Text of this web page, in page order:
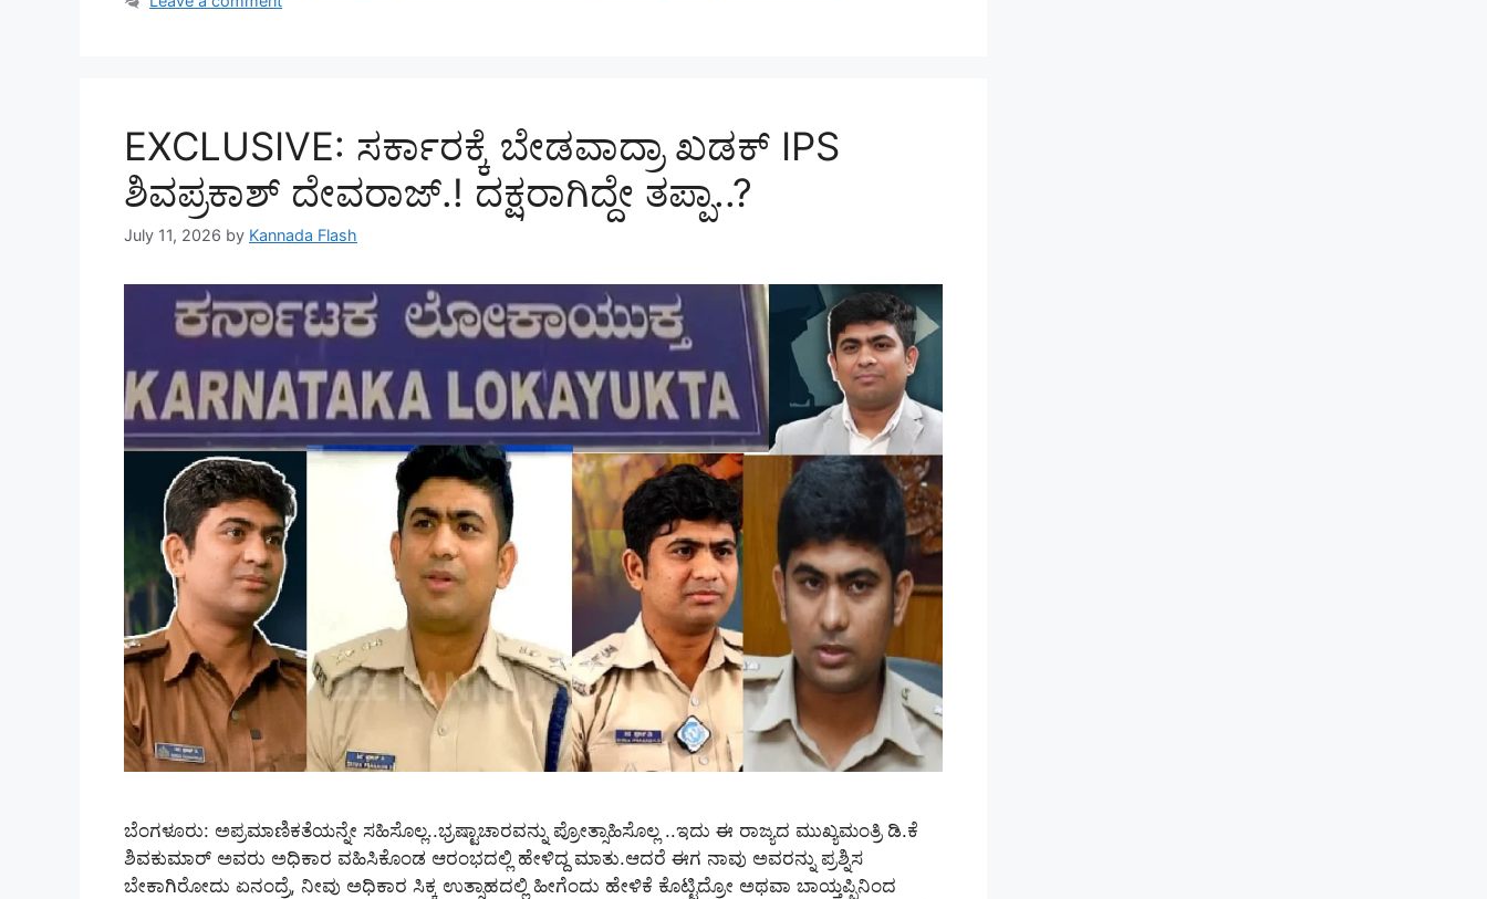
EXCLUSIVE: ಸರ್ಕಾರಕ್ಕೆ ಬೇಡವಾದ್ರಾ ಖಡಕ್‌ IPS
ಶಿವಪ್ರಕಾಶ್‌ ದೇವರಾಜ್‌.! ದಕ್ಷರಾಗಿದ್ದೇ ತಪ್ಪಾ..?
July 11, 2026 by Kannada Flash
ಬೆಂಗಳೂರು: ಅಪ್ರಮಾಣಿಕತೆಯನ್ನೇ ಸಹಿಸೊಲ್ಲ..ಭ್ರಷ್ಟಾಚಾರವನ್ನು ಪ್ರೋತ್ಸಾಹಿಸೊಲ್ಲ ..ಇದು ಈ ರಾಜ್ಯದ ಮುಖ್ಯಮಂತ್ರಿ ಡಿ.ಕೆ
ಶಿವಕುಮಾರ್‌ ಅವರು ಅಧಿಕಾರ ವಹಿಸಿಕೊಂಡ ಆರಂಭದಲ್ಲಿ ಹೇಳಿದ್ದ ಮಾತು.ಆದರೆ ಈಗ ನಾವು ಅವರನ್ನು ಪ್ರಶ್ನಿಸ
ಬೇಕಾಗಿರೋದು ಏನಂದ್ರೆ, ನೀವು ಅಧಿಕಾರ ಸಿಕ್ಕ ಉತ್ಸಾಹದಲ್ಲಿ ಹೀಗೆಂದು ಹೇಳಿಕೆ ಕೊಟ್ಟಿದ್ರೋ ಅಥವಾ ಬಾಯ್ತಪ್ಪಿನಿಂದ